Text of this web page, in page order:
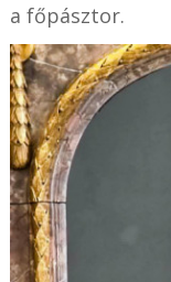
a főpásztor.